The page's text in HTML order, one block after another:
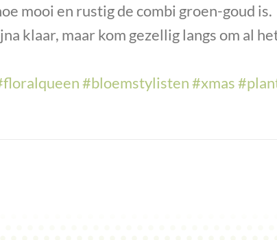
mooi en rustig de combi groen-goud is.
klaar, maar kom gezellig langs om al
#bloemstylisten#xmas